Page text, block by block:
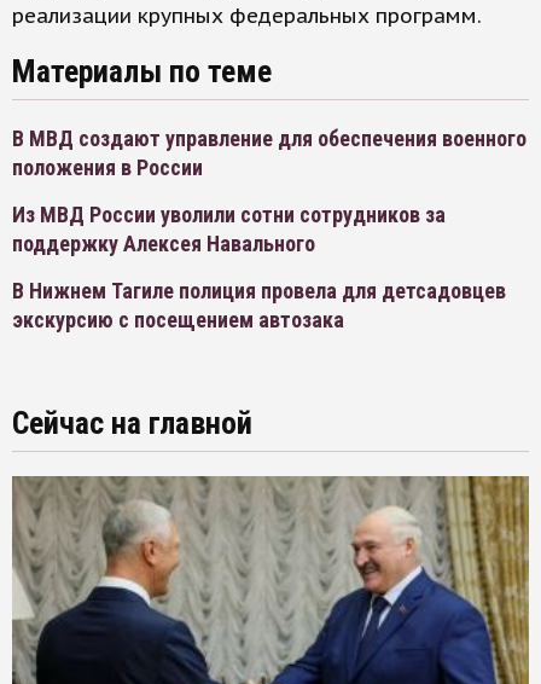
реализации крупных федеральных программ.
Материалы по теме
В МВД создают управление для обеспечения военного
положения в России
Из МВД России уволили сотни сотрудников за
поддержку Алексея Навального
В Нижнем Тагиле полиция провела для детсадовцев
экскурсию с посещением автозака
Сейчас на главной